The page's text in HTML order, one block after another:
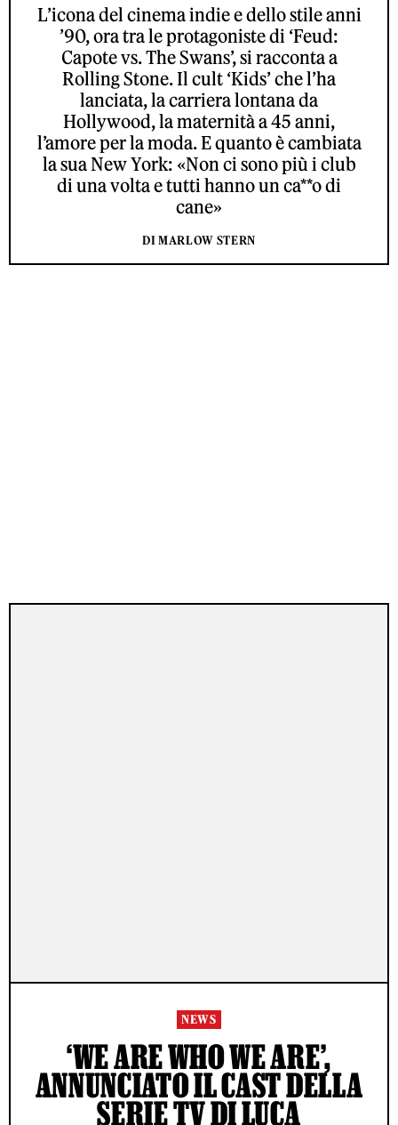
L’icona del cinema indie e dello stile anni
’90, ora tra le protagoniste di ‘Feud:
Capote vs. The Swans’, si racconta a
Rolling Stone. Il cult ‘Kids’ che l’ha
lanciata, la carriera lontana da
Hollywood, la maternità a 45 anni,
l’amore per la moda. E quanto è cambiata
la sua New York: «Non ci sono più i club
di una volta e tutti hanno un ca**o di
cane»
DI MARLOW STERN
NEWS
‘WE ARE WHO WE ARE’,
ANNUNCIATO IL CAST DELLA
SERIE TV DI LUCA